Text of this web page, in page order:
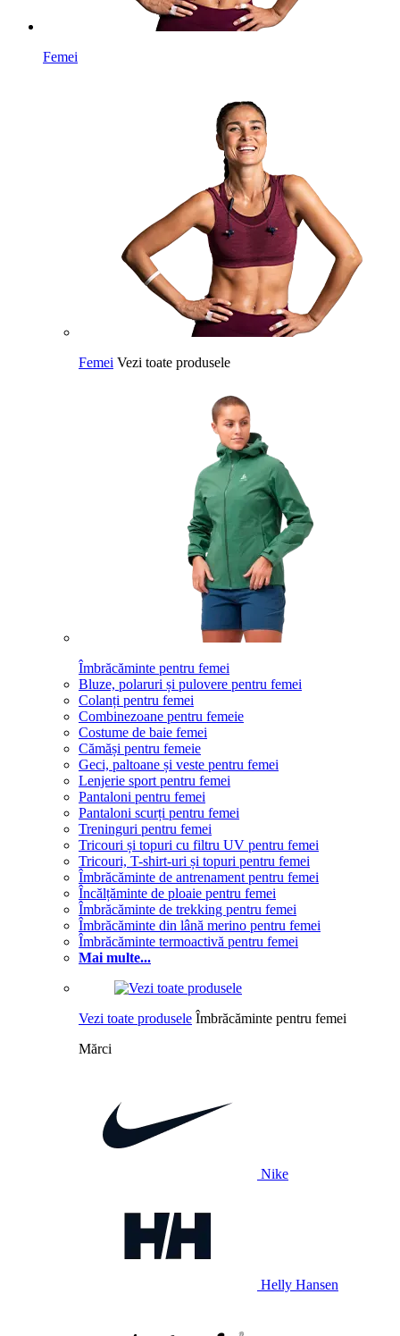
Femei
Femei Vezi toate produsele
Îmbrăcăminte pentru femei
Bluze, polaruri și pulovere pentru femei
Colanți pentru femei
Combinezoane pentru femeie
Costume de baie femei
Cămăși pentru femeie
Geci, paltoane și veste pentru femei
Lenjerie sport pentru femei
Pantaloni pentru femei
Pantaloni scurți pentru femei
Treninguri pentru femei
Tricouri și topuri cu filtru UV pentru femei
Tricouri, T-shirt-uri și topuri pentru femei
Îmbrăcăminte de antrenament pentru femei
Încălțăminte de ploaie pentru femei
Îmbrăcăminte de trekking pentru femei
Îmbrăcăminte din lână merino pentru femei
Îmbrăcăminte termoactivă pentru femei
Mai multe...
Vezi toate produsele Îmbrăcăminte pentru femei
Mărci
Nike
Helly Hansen